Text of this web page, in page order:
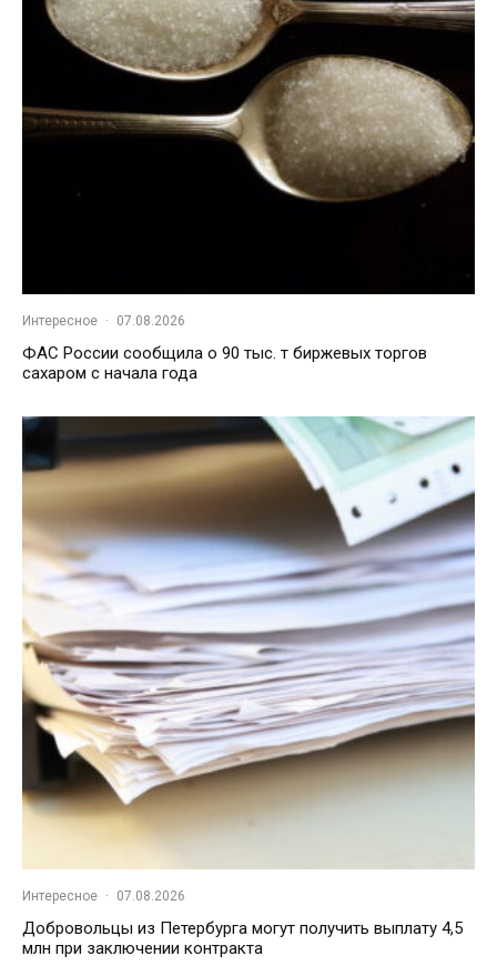
Интересное · 07.08.2026
ФАС России сообщила о 90 тыс. т биржевых торгов
сахаром с начала года
Интересное · 07.08.2026
Добровольцы из Петербурга могут получить выплату 4,5
млн при заключении контракта